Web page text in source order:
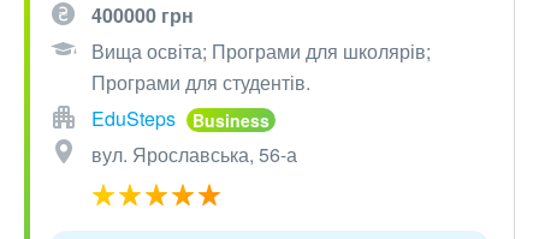
400000 грн
Вища освіта; Програми для школярів;
Програми для студентів.
EduSteps
вул. Ярославська, 56-а